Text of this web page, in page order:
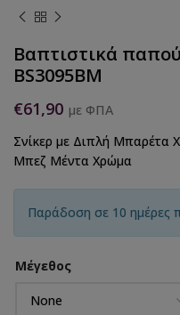
Βαπτιστικά
BS3095BM
€61,90 με ΦΠΑ
Σνίκερ με Διπλή Μπαρέτα
Μπεζ Μέντα Χρώμα
Παράδοση σε 10 ημέρες
Μέγεθος